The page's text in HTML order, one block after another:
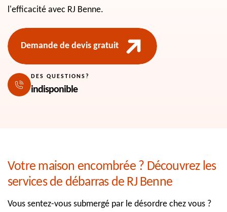
l'efficacité avec RJ Benne.
Demande de devis gratuit
DES QUESTIONS?
indisponible
Votre maison encombrée ? Découvrez les
services de débarras de RJ Benne
Vous sentez-vous submergé par le désordre chez vous ?